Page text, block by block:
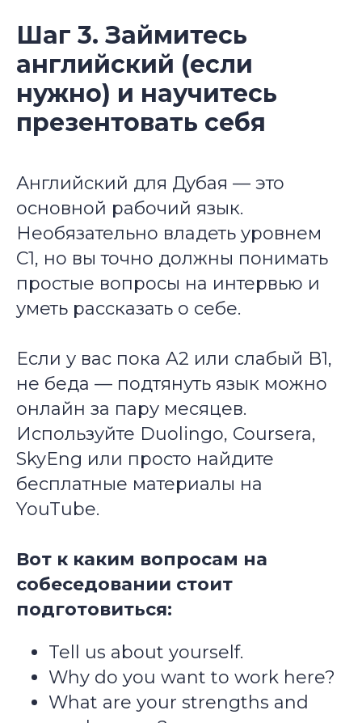
Шаг 3. Займитесь
английский (если
нужно) и научитесь
презентовать себя
Английский для Дубая — это
основной рабочий язык.
Необязательно владеть уровнем
C1, но вы точно должны понимать
простые вопросы на интервью и
уметь рассказать о себе.
Если у вас пока A2 или слабый B1,
не беда — подтянуть язык можно
онлайн за пару месяцев.
Используйте Duolingo, Coursera,
SkyEng или просто найдите
бесплатные материалы на
YouTube.
Вот к каким вопросам на
собеседовании стоит
подготовиться:
Tell us about yourself.
Why do you want to work here?
What are your strengths and